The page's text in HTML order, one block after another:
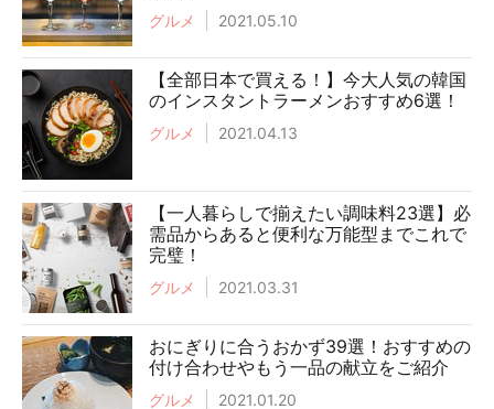
グルメ 2021.05.10
【全部日本で買える！】今大人気の韓国
のインスタントラーメンおすすめ6選！
グルメ 2021.04.13
【一人暮らしで揃えたい調味料23選】必
需品からあると便利な万能型までこれで
完璧！
グルメ 2021.03.31
おにぎりに合うおかず39選！おすすめの
付け合わせやもう一品の献立をご紹介
グルメ 2021.01.20